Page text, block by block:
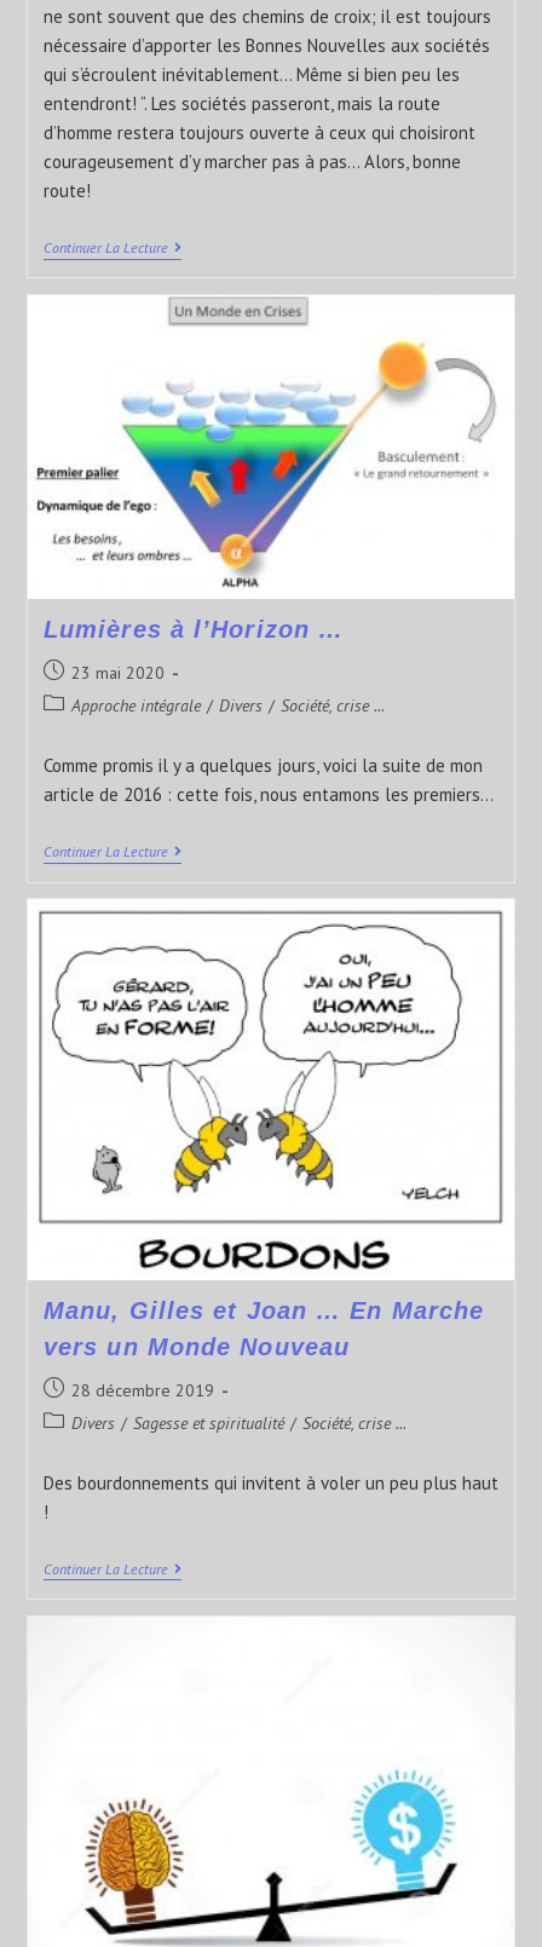
ne sont souvent que des chemins de croix; il est toujours
nécessaire d’apporter les Bonnes Nouvelles aux sociétés
qui s’écroulent inévitablement... Même si bien peu les
entendront! “. Les sociétés passeront, mais la route
d’homme restera toujours ouverte à ceux qui choisiront
courageusement d’y marcher pas à pas... Alors, bonne
route!
Continuer La Lecture
Lumières à l’Horizon …
23 mai 2020
Approche intégrale / Divers / Société, crise ...
Comme promis il y a quelques jours, voici la suite de mon
article de 2016 : cette fois, nous entamons les premiers…
Continuer La Lecture
Manu, Gilles et Joan … En Marche
vers un Monde Nouveau
28 décembre 2019
Divers / Sagesse et spiritualité / Société, crise ...
Des bourdonnements qui invitent à voler un peu plus haut
!
Continuer La Lecture